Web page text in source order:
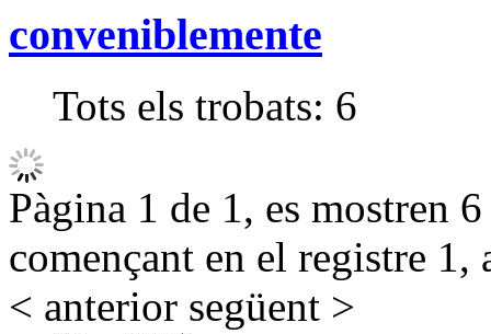
conveniblemente
Tots els trobats: 6
Pàgina 1 de 1, es mostren
començant en el registre 1,
< anterior següent >